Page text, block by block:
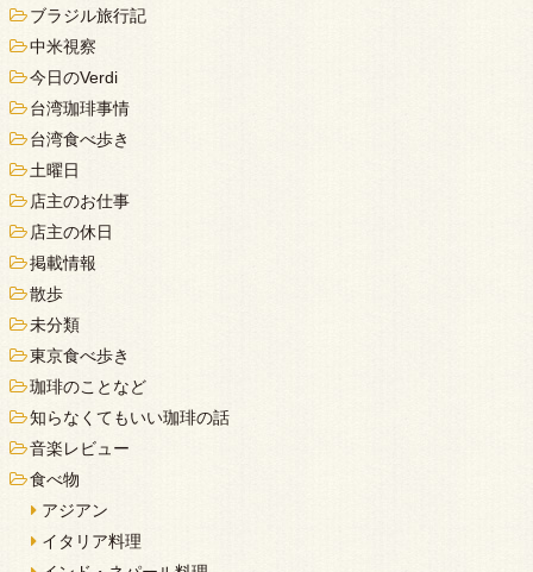
ブラジル旅行記
中米視察
今日のVerdi
台湾珈琲事情
台湾食べ歩き
土曜日
店主のお仕事
店主の休日
掲載情報
散歩
未分類
東京食べ歩き
珈琲のことなど
知らなくてもいい珈琲の話
音楽レビュー
食べ物
アジアン
イタリア料理